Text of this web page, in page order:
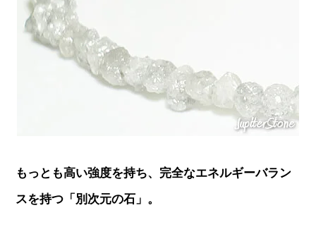
もっとも高い強度を持ち、完全なエネルギーバラン
スを持つ「別次元の石」。